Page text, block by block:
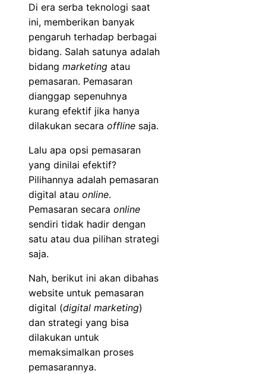
Di era serba teknologi saat
ini, memberikan banyak
pengaruh terhadap berbagai
bidang. Salah satunya adalah
bidang marketing atau
pemasaran. Pemasaran
dianggap sepenuhnya
kurang efektif jika hanya
dilakukan secara offline saja.
Lalu apa opsi pemasaran
yang dinilai efektif?
Pilihannya adalah pemasaran
digital atau online.
Pemasaran secara online
sendiri tidak hadir dengan
satu atau dua pilihan strategi
saja.
Nah, berikut ini akan dibahas
website untuk pemasaran
digital (digital marketing)
dan strategi yang bisa
dilakukan untuk
memaksimalkan proses
pemasarannya.